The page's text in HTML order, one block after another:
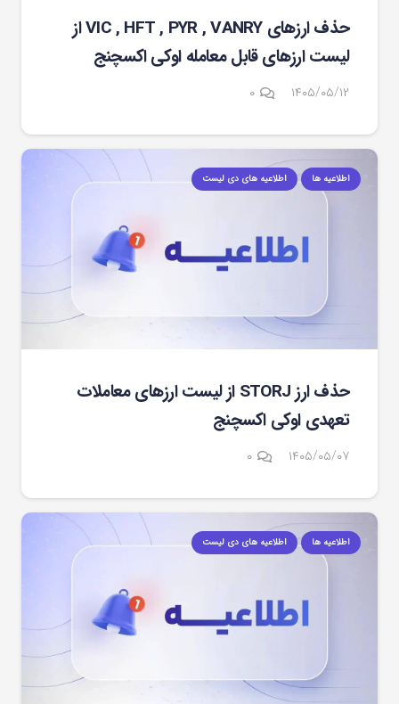
حذف ارزهای VIC , HFT , PYR , VANRY از
لیست ارزهای قابل معامله اوکی اکسچنج
۱۴۰۵/۰۵/۱۲ ۰
اطلاعیه ها اطلاعیه های دی لیست
حذف ارز STORJ از لیست ارزهای معاملات
تعهدی اوکی اکسچنج
۱۴۰۵/۰۵/۰۷ ۰
اطلاعیه ها اطلاعیه های دی لیست